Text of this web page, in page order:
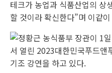
테크가 농업과 식품산업의 상
할 것이라 확신한다”며 이같